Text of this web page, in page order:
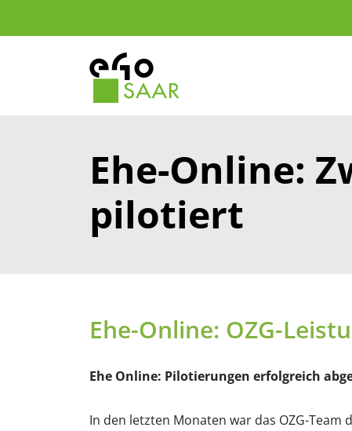
Ehe-Online:
pilotiert
Ehe-Online: OZG-
Ehe Online: Pilotierungen erfolgreich
In den letzten Monaten war das OZG-